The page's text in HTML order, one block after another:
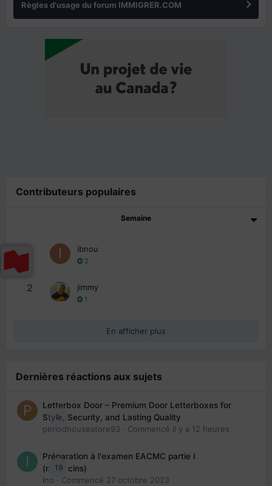
Règles d'usage du forum IMMIGRER.COM
Contributeurs populaires
Semaine
1 ibnou
2
2 jimmy
1
En afficher plus
Dernières réactions aux sujets
0
Letterbox Door – Premium Door Letterboxes for
Style, Security, and Lasting Quality
periodhousestore93 · Commencé il y a 12 heures
19
Préparation à l'examen EACMC partie I
(médecins)
Ino · Commencé 27 octobre 2023